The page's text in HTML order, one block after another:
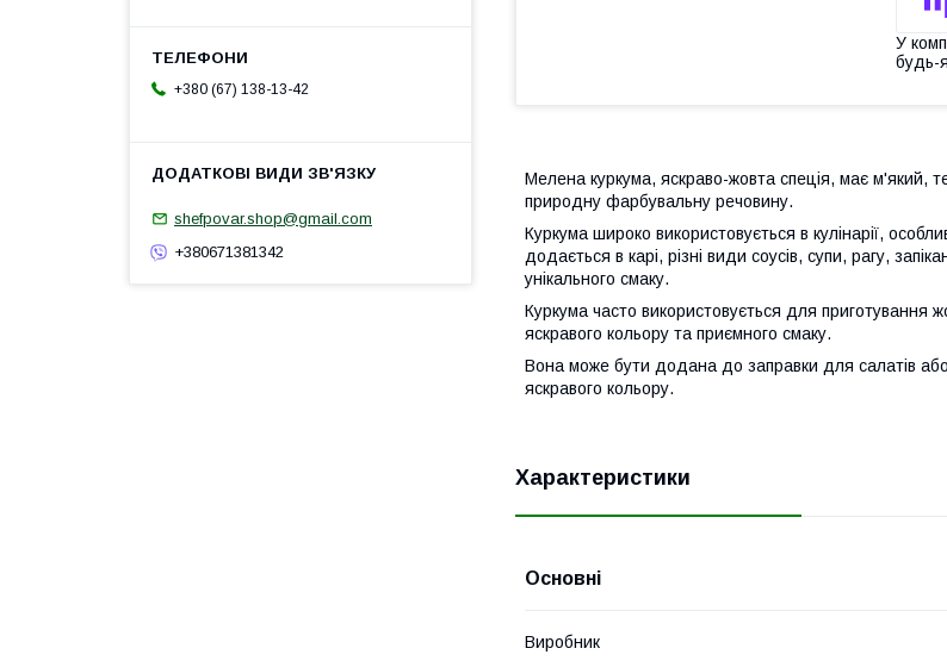
У
будь-
Мелена куркума, яскраво-жовта спеція, має м'який,
природну фарбувальну речовину.
Куркума широко використовується в кулінарії,
додається в карі, різні види соусів, супи, рагу,
унікального смаку.
Куркума часто використовується для приготування
яскравого кольору та приємного смаку.
Вона може бути додана до заправки для салатів
яскравого кольору.
Характеристики
Основні
Виробник
+380 (67) 138-13-42
shefpovar.shop@gmail.com
+380671381342